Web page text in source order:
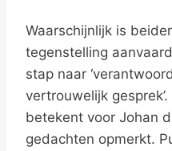
Waarschijnlijk is
tegenstelling
stap naar
vertrouwelijk
betekent voor Johan
gedachten opmerkt.